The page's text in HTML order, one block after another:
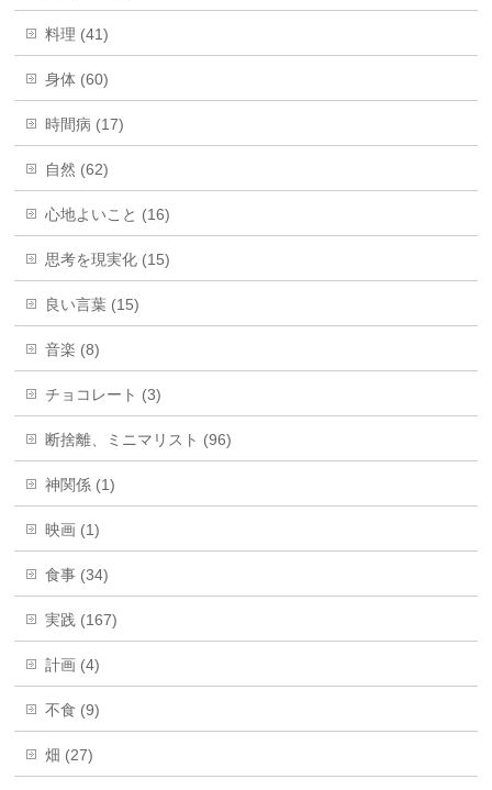
料理 (41)
身体 (60)
時間病 (17)
自然 (62)
心地よいこと (16)
思考を現実化 (15)
良い言葉 (15)
音楽 (8)
チョコレート (3)
断捨離、ミニマリスト (96)
神関係 (1)
映画 (1)
食事 (34)
実践 (167)
計画 (4)
不食 (9)
畑 (27)